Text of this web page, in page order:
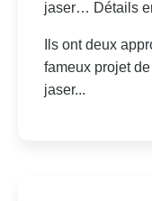
jaser… Détails
Ils ont deux
fameux projet
jaser...